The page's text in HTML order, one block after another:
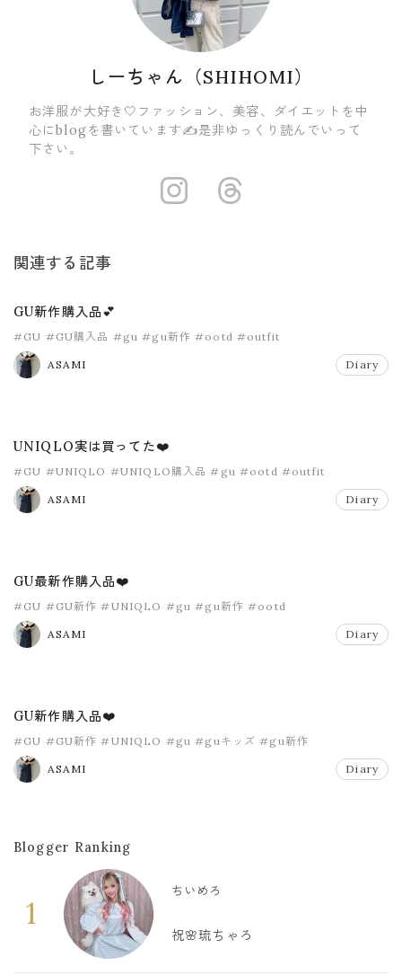
しーちゃん（SHIHOMI）
お洋服が大好き🤍ファッション、美容、ダイエットを中
心にblogを書いています✍️是非ゆっくり読んでいって
下さい。
https://
関連する記事
GU新作購入品💕
#GU #GU購入品 #gu #gu新作 #ootd #outfit
ASAMI Diary
UNIQLO実は買ってた❤️
#GU #UNIQLO #UNIQLO購入品 #gu #ootd #outfit
ASAMI Diary
GU最新作購入品❤️
#GU #GU新作 #UNIQLO #gu #gu新作 #ootd
ASAMI Diary
GU新作購入品❤️
#GU #GU新作 #UNIQLO #gu #guキッズ #gu新作
ASAMI Diary
Blogger Ranking
1
ちいめろ
祝🌸琉ちゃろ